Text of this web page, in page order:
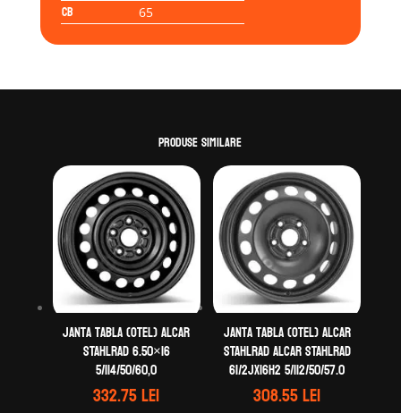
CB 65
Produse similare
Janta tabla (otel) ALCAR
STAHLRAD 6.50×16
5/114/50/60,0
332.75lei
Janta tabla (otel) ALCAR
STAHLRAD ALCAR STAHLRAD
61/2Jx16H2 5/112/50/57.0
308.55lei